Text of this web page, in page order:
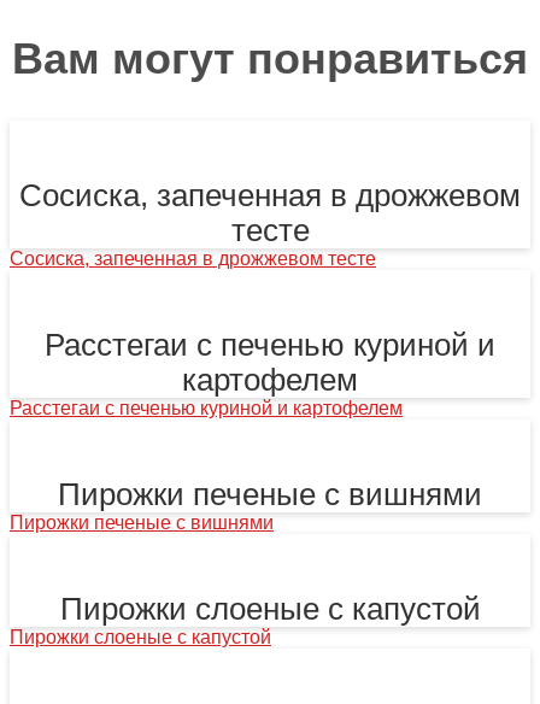
Вам могут понравиться
Сосиска, запеченная в дрожжевом
тесте
Сосиска, запеченная в дрожжевом тесте
Расстегаи с печенью куриной и
картофелем
Расстегаи с печенью куриной и картофелем
Пирожки печеные с вишнями
Пирожки печеные с вишнями
Пирожки слоеные с капустой
Пирожки слоеные с капустой